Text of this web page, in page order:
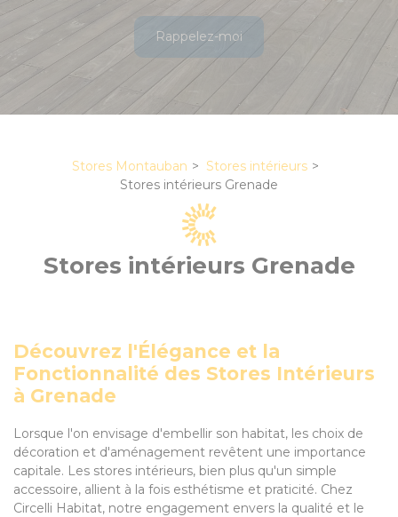
Rappelez-moi
Stores Montauban
Stores intérieurs
Stores intérieurs Grenade
Stores intérieurs Grenade
Découvrez l'Élégance et la
Fonctionnalité des Stores Intérieurs
à Grenade
Lorsque l'on envisage d'embellir son habitat, les choix de
décoration et d'aménagement revêtent une importance
capitale. Les stores intérieurs, bien plus qu'un simple
accessoire, allient à la fois esthétisme et praticité. Chez
Circelli Habitat, notre engagement envers la qualité et le